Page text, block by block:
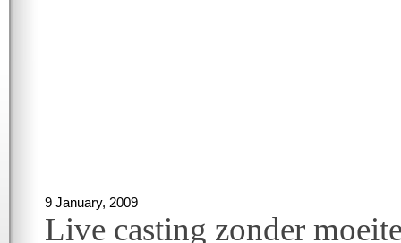
9 January, 2009
Live casting zonder